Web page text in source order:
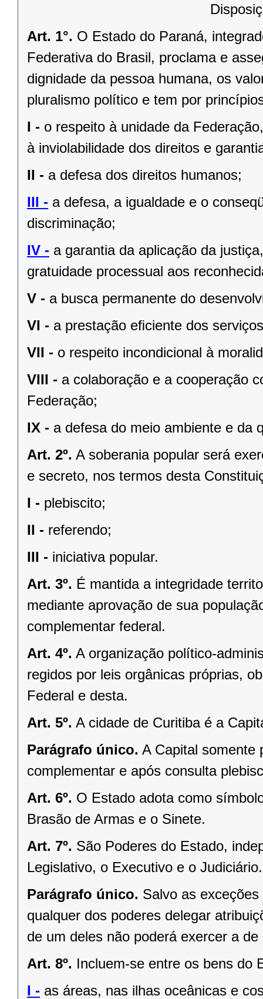
Art. 1°. O Estado do Paraná,
Federativa do Brasil, proclama e
dignidade da pessoa humana, os
pluralismo político e tem por
I - o respeito à unidade da
à inviolabilidade dos direitos e
II - a defesa dos direitos humanos;
III - a defesa, a igualdade e o
discriminação;
IV - a garantia da aplicação da
gratuidade processual aos
V - a busca permanente do
VI - a prestação eﬁciente dos
VII - o respeito incondicional à
VIII - a colaboração e a cooperação
Federação;
IX - a defesa do meio ambiente e da
Art. 2º. A soberania popular será
e secreto, nos termos desta
I - plebiscito;
II - referendo;
III - iniciativa popular.
Art. 3º. É mantida a integridade
mediante aprovação de sua
complementar federal.
Art. 4º. A organização político-
regidos por leis orgânicas próprias,
Federal e desta.
Art. 5º. A cidade de Curitiba é a
Parágrafo único. A Capital somente
complementar e após consulta
Art. 6º. O Estado adota como
Brasão de Armas e o Sinete.
Art. 7º. São Poderes do Estado,
Legislativo, o Executivo e o Judiciário.
Parágrafo único. Salvo as
qualquer dos poderes delegar
de um deles não poderá exercer a de
Art. 8º. Incluem-se entre os bens do
I - as áreas, nas ilhas oceânicas e